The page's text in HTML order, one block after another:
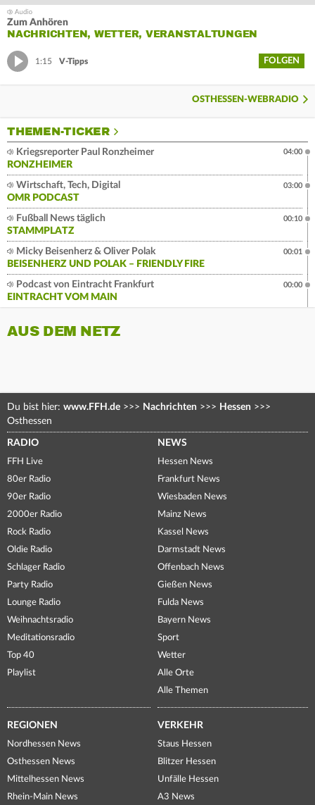
Zum Anhören
NACHRICHTEN, WETTER, VERANSTALTUNGEN
1:15 V-Tipps FOLGEN
OSTHESSEN-WEBRADIO
THEMEN-TICKER
Kriegsreporter Paul Ronzheimer
RONZHEIMER
04:00
Wirtschaft, Tech, Digital
OMR PODCAST
03:00
Fußball News täglich
STAMMPLATZ
00:10
Micky Beisenherz & Oliver Polak
BEISENHERZ UND POLAK – FRIENDLY FIRE
00:01
Podcast von Eintracht Frankfurt
EINTRACHT VOM MAIN
00:00
AUS DEM NETZ
Du bist hier: www.FFH.de >>> Nachrichten >>> Hessen >>>
Osthessen
RADIO
FFH Live
80er Radio
90er Radio
2000er Radio
Rock Radio
Oldie Radio
Schlager Radio
Party Radio
Lounge Radio
Weihnachtsradio
Meditationsradio
Top 40
Playlist
NEWS
Hessen News
Frankfurt News
Wiesbaden News
Mainz News
Kassel News
Darmstadt News
Offenbach News
Gießen News
Fulda News
Bayern News
Sport
Wetter
Alle Orte
Alle Themen
REGIONEN
Nordhessen News
Osthessen News
Mittelhessen News
Rhein-Main News
VERKEHR
Staus Hessen
Blitzer Hessen
Unfälle Hessen
A3 News